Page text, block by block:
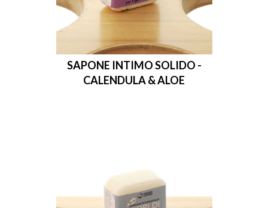
SAPONE INTIMO SOLIDO -
CALENDULA & ALOE